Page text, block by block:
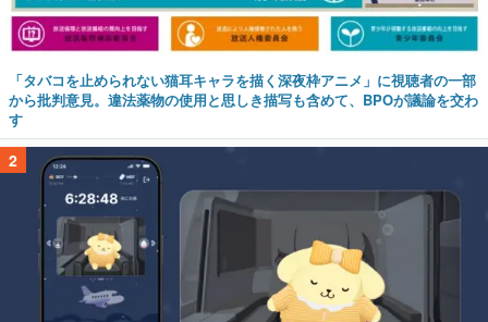
「タバコを止められない猫耳キャラを描く深夜枠アニメ」に視聴者の一部
から批判意見。違法薬物の使用と思しき描写も含めて、BPOが議論を交わ
す
2